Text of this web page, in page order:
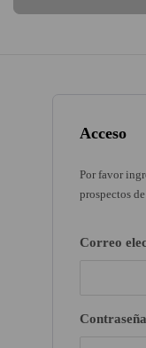
Acceso
Por favor
prospectos
Correo
Contraseña